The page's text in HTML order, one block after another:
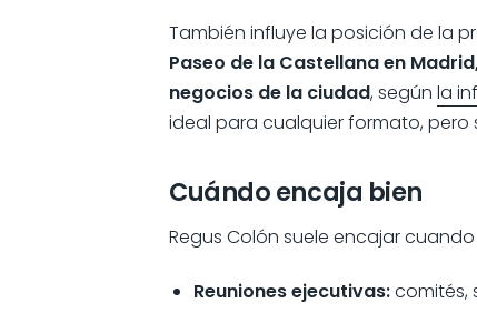
También influye la posición de la
Paseo de la Castellana en
negocios de la ciudad, según la
ideal para cualquier formato,
Cuándo encaja bien
Regus Colón suele encajar
Reuniones ejecutivas:comités,